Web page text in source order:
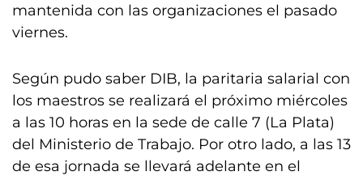
mantenida con las organizaciones el pasado
viernes.
Según pudo saber DIB, la paritaria salarial con
los maestros se realizará el próximo miércoles
a las 10 horas en la sede de calle 7 (La Plata)
del Ministerio de Trabajo. Por otro lado, a las 13
de esa jornada se llevará adelante en el